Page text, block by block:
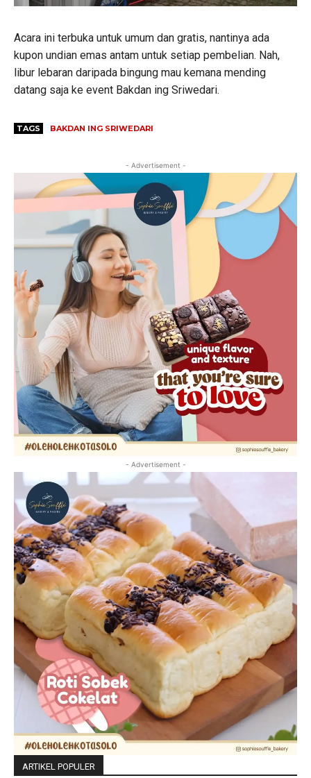
Acara ini terbuka untuk umum dan gratis, nantinya ada
kupon undian emas antam untuk setiap pembelian. Nah,
libur lebaran daripada bingung mau kemana mending
datang saja ke event Bakdan ing Sriwedari.
TAGS BAKDAN ING SRIWEDARI
- Advertisement -
- Advertisement -
ARTIKEL POPULER